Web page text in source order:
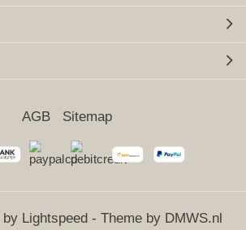
by Lightspeed - Theme by DMWS.nl
AGB Sitemap